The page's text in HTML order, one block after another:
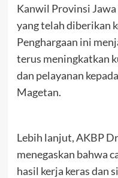
Kanwil Provinsi
yang telah diberikan
Penghargaan ini
terus meningkatkan
dan pelayanan
Magetan.
Lebih lanjut, AKBP
menegaskan bahwa
hasil kerja keras dan